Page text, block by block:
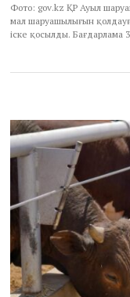
Фото: gov.kz ҚР Ауыл
мал шаруашылығын
іске қосылды. Бағдарлама